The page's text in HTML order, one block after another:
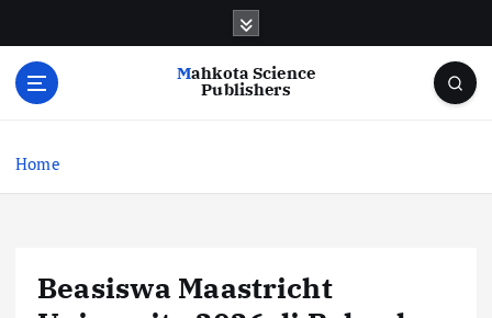
o
Mahkota Science
Publishers
Home
Beasiswa Maastricht